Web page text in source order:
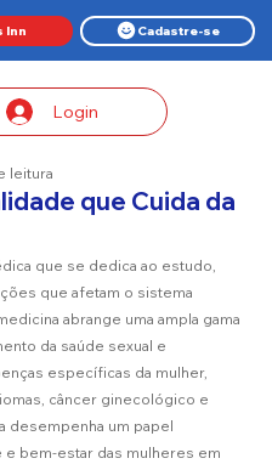
que Cuida da
leitura
que se dedica ao estudo,
que afetam o sistema
abrange uma ampla gama
da saúde sexual e
específicas da mulher,
câncer ginecológico e
desempenha um papel
e bem-estar das mulheres em
Login
Inn Cadastre-se